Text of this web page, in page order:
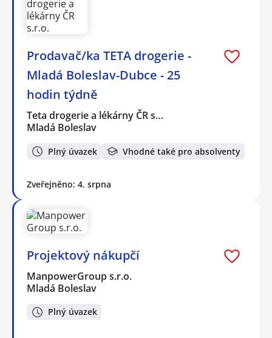
Prodavač/ka TETA drogerie -
Mladá Boleslav-Dubce - 25
hodin týdně
Teta drogerie a lékárny ČR s…
Mladá Boleslav
Plný úvazek Vhodné také pro absolventy
Zveřejněno: 4. srpna
Projektový nákupčí
ManpowerGroup s.r.o.
Mladá Boleslav
Plný úvazek